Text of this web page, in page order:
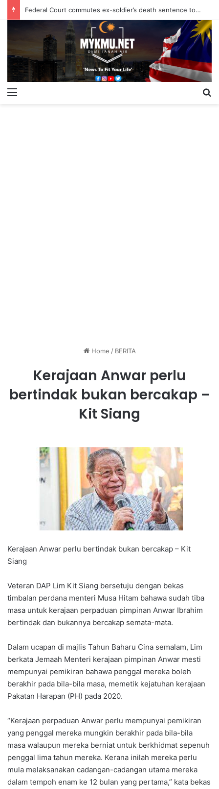
Federal Court commutes ex-soldier’s death sentence to 40 years
Home / BERITA
Kerajaan Anwar perlu
bertindak bukan bercakap –
Kit Siang
Kerajaan Anwar perlu bertindak bukan bercakap – Kit
Siang
Veteran DAP Lim Kit Siang bersetuju dengan bekas
timbalan perdana menteri Musa Hitam bahawa sudah tiba
masa untuk kerajaan perpaduan pimpinan Anwar Ibrahim
bertindak dan bukannya bercakap semata-mata.
Dalam ucapan di majlis Tahun Baharu Cina semalam, Lim
berkata Jemaah Menteri kerajaan pimpinan Anwar mesti
mempunyai pemikiran bahawa penggal mereka boleh
berakhir pada bila-bila masa, memetik kejatuhan kerajaan
Pakatan Harapan (PH) pada 2020.
“Kerajaan perpaduan Anwar perlu mempunyai pemikiran
yang penggal mereka mungkin berakhir pada bila-bila
masa walaupun mereka berniat untuk berkhidmat sepenuh
penggal lima tahun mereka. Kerana inilah mereka perlu
mula melaksanakan cadangan-cadangan utama mereka
dalam tempoh enam ke 12 bulan yang pertama,” kata bekas